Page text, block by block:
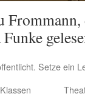
Setze ein